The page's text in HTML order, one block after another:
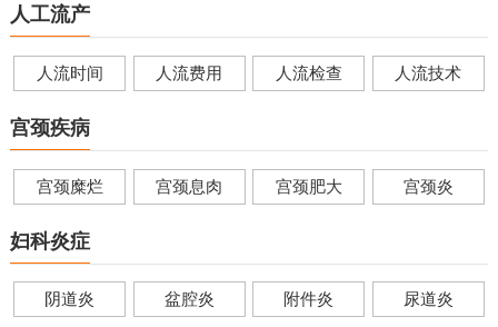
人工流产
人流时间 人流费用 人流检查 人流技术
宫颈疾病
宫颈糜烂 宫颈息肉 宫颈肥大 宫颈炎
妇科炎症
阴道炎 盆腔炎 附件炎 尿道炎